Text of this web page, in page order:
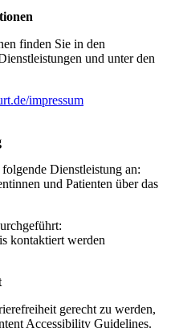
finden Sie in den
und unter den
impressum
Dienstleistung an:
und Patienten über das
kontaktiert werden
gerecht zu werden,
Accessibility Guidelines.